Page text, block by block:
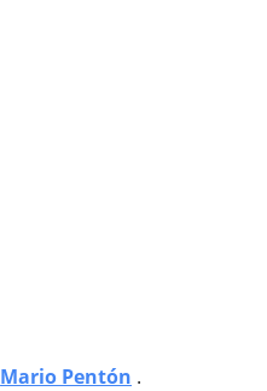
Mario Pentón .